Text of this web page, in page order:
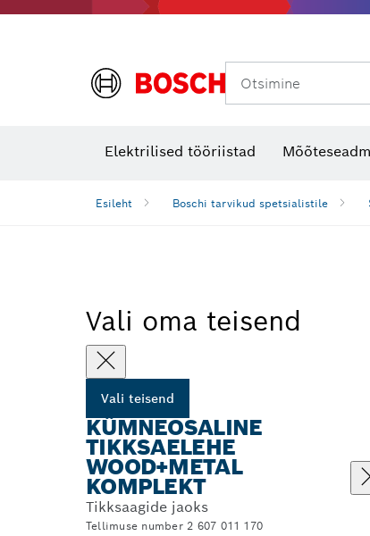
Otsimine
Elektrilised tööriistad
Esileht Boschi tarvikud spetsialistile
Vali oma teisend
Vali teisend
KÜMNEOSALINE
TIKKSAELEHE
WOOD+METAL
KOMPLEKT
Tikksaagide jaoks
Tellimuse number 2 607 011 170